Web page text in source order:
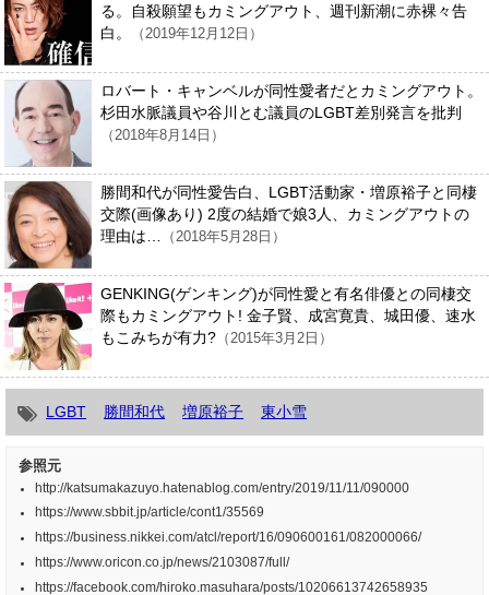
る。自殺願望もカミングアウト、週刊新潮に赤裸々告
白。
（2019年12月12日）
ロバート・キャンベルが同性愛者だとカミングアウト。
杉田水脈議員や谷川とむ議員のLGBT差別発言を批判
（2018年8月14日）
勝間和代が同性愛告白、LGBT活動家・増原裕子と同棲
交際(画像あり) 2度の結婚で娘3人、カミングアウトの
理由は… （2018年5月28日）
GENKING(ゲンキング)が同性愛と有名俳優との同棲交
際もカミングアウト! 金子賢、成宮寛貴、城田優、速水
もこみちが有力? （2015年3月2日）
LGBT 勝間和代 増原裕子 東小雪
参照元
http://katsumakazuyo.hatenablog.com/entry/2019/11/11/090000
https://www.sbbit.jp/article/cont1/35569
https://business.nikkei.com/atcl/report/16/090600161/082000066/
https://www.oricon.co.jp/news/2103087/full/
https://facebook.com/hiroko.masuhara/posts/10206613742658935